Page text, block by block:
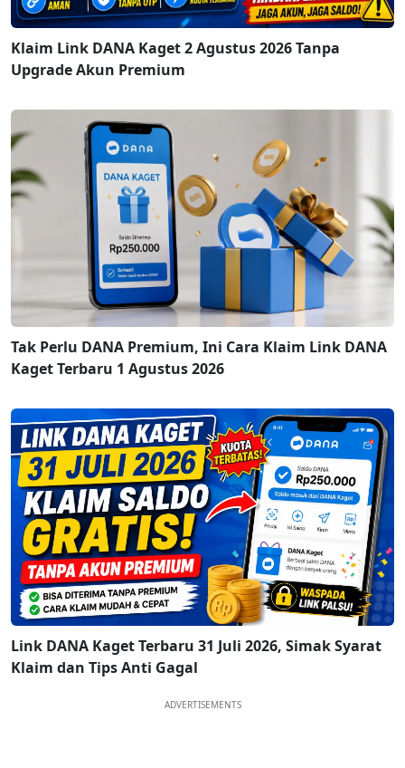
Klaim Link DANA Kaget 2 Agustus 2026 Tanpa
Upgrade Akun Premium
Tak Perlu DANA Premium, Ini Cara Klaim Link DANA
Kaget Terbaru 1 Agustus 2026
Link DANA Kaget Terbaru 31 Juli 2026, Simak Syarat
Klaim dan Tips Anti Gagal
ADVERTISEMENTS